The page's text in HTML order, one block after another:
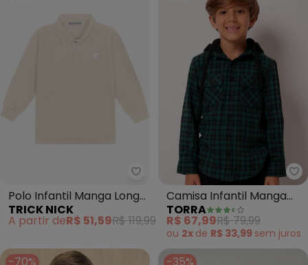
Trick Nick - Polo Infantil Manga
Polo Infantil Manga Longa
Masculina (Bege)
TRICK NICK
A partir deR$ 51,59R$ 119,99
Camisa Infantil Manga
Longa Xadrez (Verde)
TORRA
R$ 67,99R$ 79,99
ou 2x de R$ 33,99 sem juros